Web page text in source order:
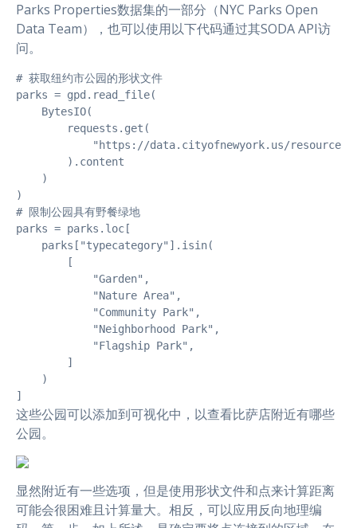
Parks Properties数据集的一部分（NYC Parks Open
Data Team），也可以使用以下代码通过其SODA API访
问。
# 获取纽约市公园的形状文件
parks = gpd.read_file(
    BytesIO(
        requests.get(
"https://data.cityofnewyork.us/resource/
        ).content
    )
)
# 限制公园具有野餐绿地
parks = parks.loc[
    parks["typecategory"].isin(
        [
            "Garden",
            "Nature Area",
            "Community Park",
            "Neighborhood Park",
            "Flagship Park",
        ]
    )
]
这些公园可以添加到可视化中，以查看比萨店附近有哪些
公园。
显然附近有一些选项，但是使用形状文件和点来计算距离
可能会很困难且计算量大。相反，可以应用反向地理编